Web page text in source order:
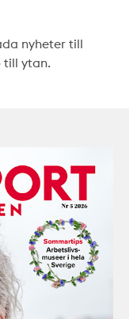
nyheter till
till ytan.